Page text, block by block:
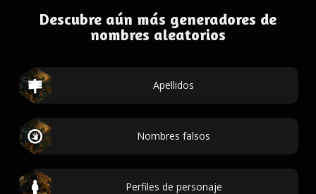
Descubre aún más generadores de
nombres aleatorios
Apellidos
Nombres falsos
Perfiles de personaje